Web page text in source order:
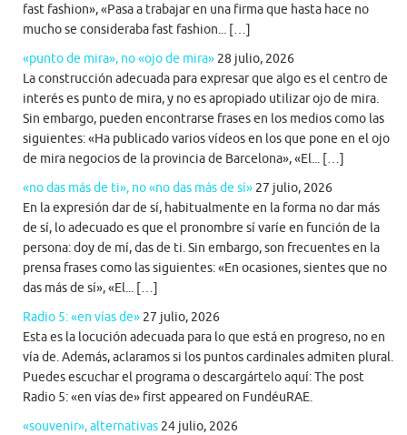
fast fashion», «Pasa a trabajar en una firma que hasta hace no
mucho se consideraba fast fashion... […]
«punto de mira», no «ojo de mira» 28 julio, 2026
La construcción adecuada para expresar que algo es el centro de
interés es punto de mira, y no es apropiado utilizar ojo de mira.
Sin embargo, pueden encontrarse frases en los medios como las
siguientes: «Ha publicado varios vídeos en los que pone en el ojo
de mira negocios de la provincia de Barcelona», «El... […]
«no das más de ti», no «no das más de sí» 27 julio, 2026
En la expresión dar de sí, habitualmente en la forma no dar más
de sí, lo adecuado es que el pronombre sí varíe en función de la
persona: doy de mí, das de ti. Sin embargo, son frecuentes en la
prensa frases como las siguientes: «En ocasiones, sientes que no
das más de sí», «El... […]
Radio 5: «en vías de» 27 julio, 2026
Esta es la locución adecuada para lo que está en progreso, no en
vía de. Además, aclaramos si los puntos cardinales admiten plural.
Puedes escuchar el programa o descargártelo aquí: The post
Radio 5: «en vías de» first appeared on FundéuRAE.
«souvenir», alternativas 24 julio, 2026